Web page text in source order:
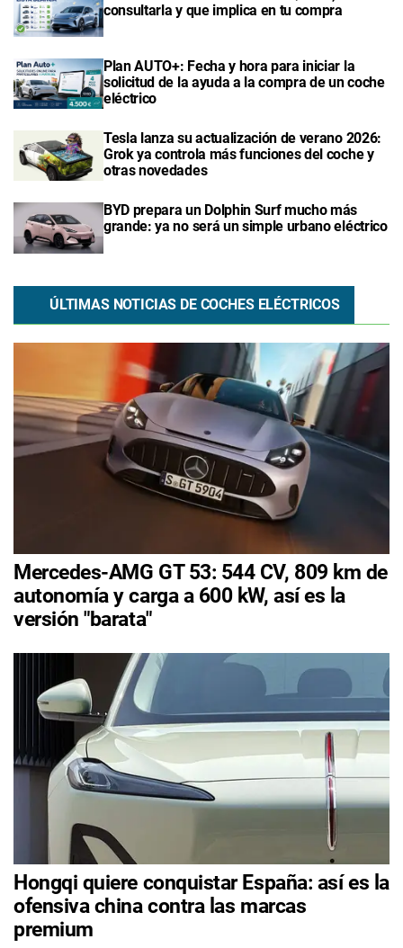
consultarla y que implica en tu compra
Plan AUTO+: Fecha y hora para iniciar la
solicitud de la ayuda a la compra de un coche
eléctrico
Tesla lanza su actualización de verano 2026:
Grok ya controla más funciones del coche y
otras novedades
BYD prepara un Dolphin Surf mucho más
grande: ya no será un simple urbano eléctrico
ÚLTIMAS NOTICIAS DE COCHES ELÉCTRICOS
Mercedes-AMG GT 53: 544 CV, 809 km de
autonomía y carga a 600 kW, así es la
versión "barata"
Hongqi quiere conquistar España: así es la
ofensiva china contra las marcas
premium